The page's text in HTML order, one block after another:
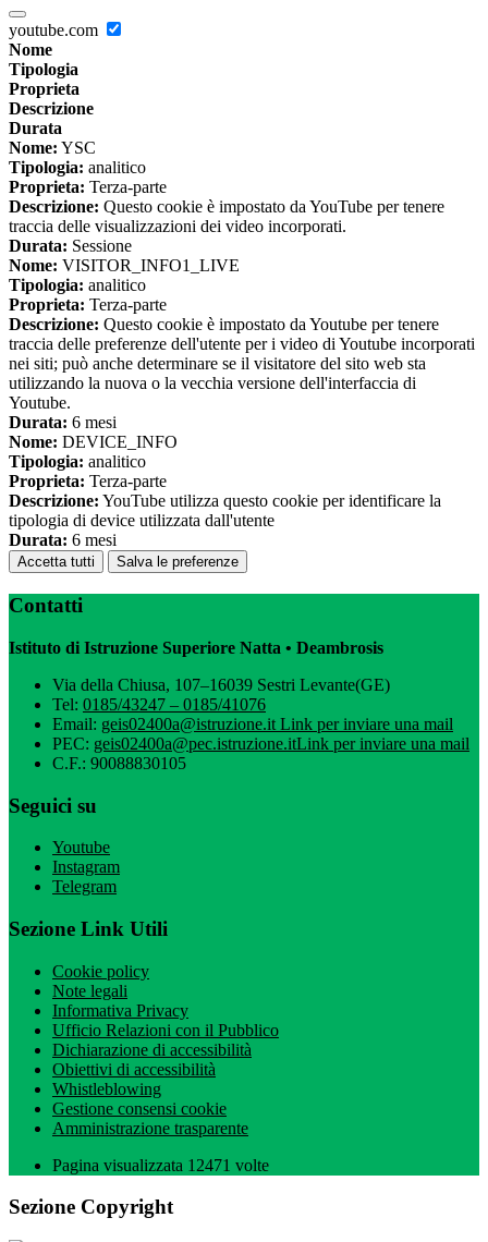
youtube.com
Nome
Tipologia
Proprieta
Descrizione
Durata
Nome: YSC
Tipologia: analitico
Proprieta: Terza-parte
Descrizione: Questo cookie è impostato da YouTube per tenere
traccia delle visualizzazioni dei video incorporati.
Durata: Sessione
Nome: VISITOR_INFO1_LIVE
Tipologia: analitico
Proprieta: Terza-parte
Descrizione: Questo cookie è impostato da Youtube per tenere
traccia delle preferenze dell'utente per i video di Youtube incorporati
nei siti; può anche determinare se il visitatore del sito web sta
utilizzando la nuova o la vecchia versione dell'interfaccia di
Youtube.
Durata: 6 mesi
Nome: DEVICE_INFO
Tipologia: analitico
Proprieta: Terza-parte
Descrizione: YouTube utilizza questo cookie per identificare la
tipologia di device utilizzata dall'utente
Durata: 6 mesi
Accetta tutti Salva le preferenze
Contatti
Istituto di Istruzione Superiore Natta • Deambrosis
Via della Chiusa, 107–16039 Sestri Levante(GE)
Tel: 0185/43247 – 0185/41076
Email: geis02400a@istruzione.it Link per inviare una mail
PEC: geis02400a@pec.istruzione.itLink per inviare una mail
C.F.: 90088830105
Seguici su
Youtube
Instagram
Telegram
Sezione Link Utili
Cookie policy
Note legali
Informativa Privacy
Ufficio Relazioni con il Pubblico
Dichiarazione di accessibilità
Obiettivi di accessibilità
Whistleblowing
Gestione consensi cookie
Amministrazione trasparente
Pagina visualizzata 12471 volte
Sezione Copyright